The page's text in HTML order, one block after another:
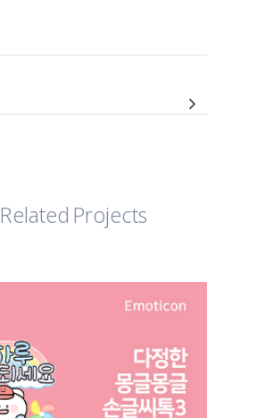
Related Projects